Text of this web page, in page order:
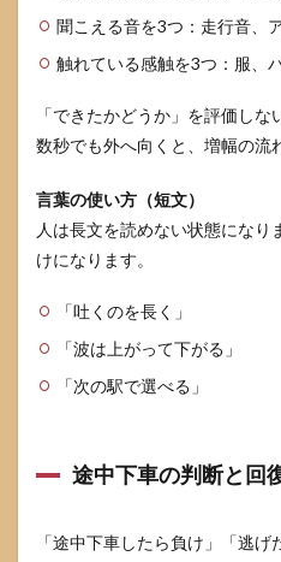
順」
「回
増や
さな
い練
で変
えら
参考
聞こえる音を3つ：走行音、
触れている感触を3つ：服、
「できたかどうか」を評価し
数秒でも外へ向くと、増幅の流
言葉の使い方（短文）
人は長文を読めない状態になり
けになります。
「吐くのを長く」
「波は上がって下がる」
「次の駅で選べる」
途中下車の判断と回
「途中下車したら負け」「逃